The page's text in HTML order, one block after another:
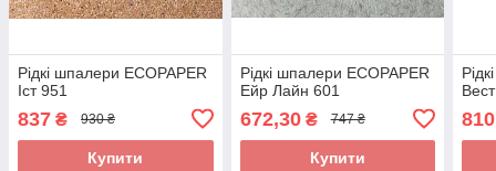
Рідкі шпалери ECOPAPER
Іст 951
837 ₴ 930 ₴
Купити
Рідкі шпалери ECOPAPER
Ейр Лайн 601
672,30₴ 747 ₴
Купити
810